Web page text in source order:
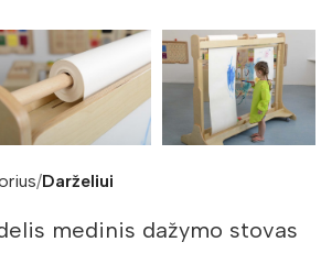
Darželiui
medinis dažymo stovas